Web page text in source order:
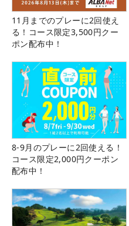
11月までのプレーに2回使え
る！コース限定3,500円クー
ポン配布中！
8-9月のプレーに2回使える！
コース限定2,000円クーポン
配布中！